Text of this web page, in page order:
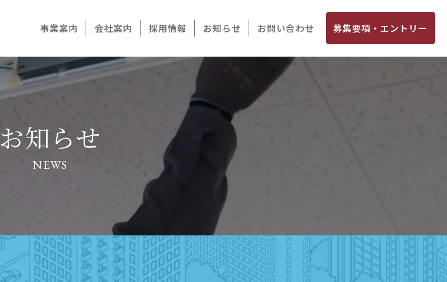
事業案内 会社案内 採用情報 お知らせ お問い合わせ 募集要項・エントリー
お知らせ
NEWS